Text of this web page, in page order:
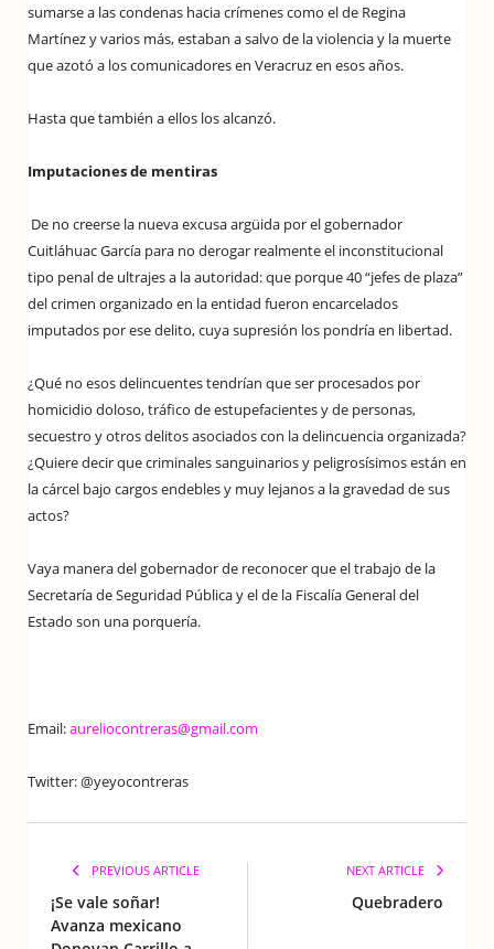
sumarse a las condenas hacia crímenes como el de Regina
Martínez y varios más, estaban a salvo de la violencia y la muerte
que azotó a los comunicadores en Veracruz en esos años.
Hasta que también a ellos los alcanzó.
Imputaciones de mentiras
De no creerse la nueva excusa argüida por el gobernador
Cuitláhuac García para no derogar realmente el inconstitucional
tipo penal de ultrajes a la autoridad: que porque 40 “jefes de plaza”
del crimen organizado en la entidad fueron encarcelados
imputados por ese delito, cuya supresión los pondría en libertad.
¿Qué no esos delincuentes tendrían que ser procesados por
homicidio doloso, tráfico de estupefacientes y de personas,
secuestro y otros delitos asociados con la delincuencia organizada?
¿Quiere decir que criminales sanguinarios y peligrosísimos están en
la cárcel bajo cargos endebles y muy lejanos a la gravedad de sus
actos?
Vaya manera del gobernador de reconocer que el trabajo de la
Secretaría de Seguridad Pública y el de la Fiscalía General del
Estado son una porquería.
Email:aureliocontreras@gmail.com
Twitter: @yeyocontreras
PREVIOUS ARTICLE
¡Se vale soñar!
Avanza mexicano
NEXT ARTICLE
Quebradero